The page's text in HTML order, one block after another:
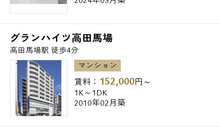
CoCo壱番屋新宿高田馬場店 ・・・ 203m
ケンタッキーフライドチキン高田馬場四丁目
店 ・・・ 229m
キッチンオリジン高田馬場店 ・・・
234m
松屋高田馬場4丁目店 ・・・ 271m
■販売店
ドコモショップ高田馬場店 ・・・ 199m
トモズ高田馬場店 ・・・ 215m
グランハイツ高田馬場
高田馬場駅 徒歩4分
マンション
賃料： 152,000円～
1K～1DK
2010年02月築